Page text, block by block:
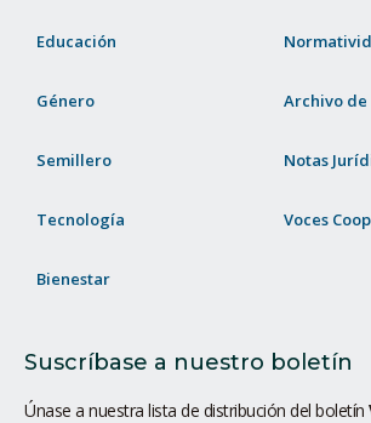
Educación
Género
Semillero
Tecnología
Bienestar
Archivo
Notas
Voces
Suscríbase a nuestro boletín
Únase a nuestra lista de distribución del boletín